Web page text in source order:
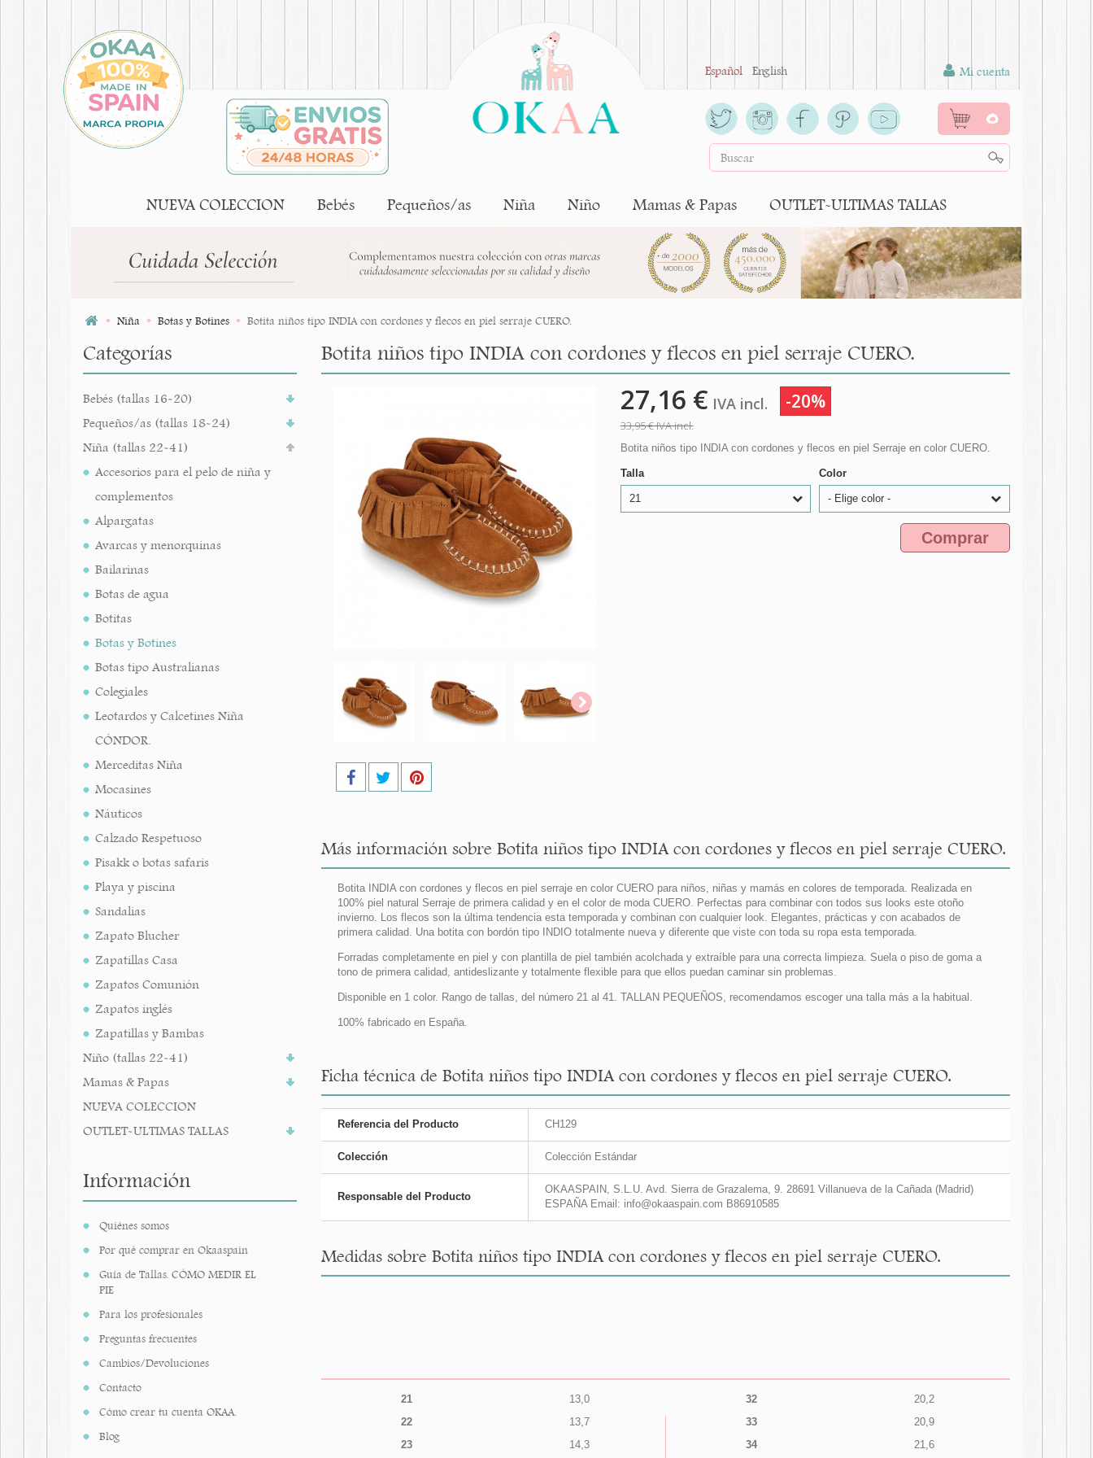
Español English Mi cuenta
0
NUEVA COLECCION Bebés Pequeños/as Niña Niño Mamas & Papas OUTLET-ULTIMAS TALLAS
Niña Botas y Botines Botita niños tipo INDIA con cordones y flecos en piel serraje CUERO.
Categorías
Bebés (tallas 16-20)
Pequeños/as (tallas 18-24)
Niña (tallas 22-41)
Accesorios para el pelo de niña y
complementos
Alpargatas
Avarcas y menorquinas
Bailarinas
Botas de agua
Botitas
Botas y Botines
Botas tipo Australianas
Colegiales
Leotardos y Calcetines Niña
CÓNDOR.
Merceditas Niña
Mocasines
Náuticos
Calzado Respetuoso
Pisakk o botas safaris
Playa y piscina
Sandalias
Zapato Blucher
Zapatillas Casa
Zapatos Comunión
Zapatos inglés
Zapatillas y Bambas
Niño (tallas 22-41)
Mamas & Papas
NUEVA COLECCION
OUTLET-ULTIMAS TALLAS
Información
Quiénes somos
Por qué comprar en Okaaspain
Guía de Tallas. CÓMO MEDIR EL
PIE
Para los profesionales
Preguntas frecuentes
Cambios/Devoluciones
Contacto
Cómo crear tu cuenta OKAA.
Blog
Botita niños tipo INDIA con cordones y flecos en piel serraje CUERO.
27,16 € IVA incl. -20%
33,95 €IVA incl.
Botita niños tipo INDIA con cordones y flecos en piel Serraje en color CUERO.
Talla
21
Color
- Elige color -
Comprar
Más información sobre Botita niños tipo INDIA con cordones y flecos en piel serraje CUERO.
Botita INDIA con cordones y flecos en piel serraje en color CUERO para niños, niñas y mamás en colores de temporada. Realizada en
100% piel natural Serraje de primera calidad y en el color de moda CUERO. Perfectas para combinar con todos sus looks este otoño
invierno. Los flecos son la última tendencia esta temporada y combinan con cualquier look. Elegantes, prácticas y con acabados de
primera calidad. Una botita con bordón tipo INDIO totalmente nueva y diferente que viste con toda su ropa esta temporada.
Forradas completamente en piel y con plantilla de piel también acolchada y extraíble para una correcta limpieza. Suela o piso de goma a
tono de primera calidad, antideslizante y totalmente flexible para que ellos puedan caminar sin problemas.
Disponible en 1 color. Rango de tallas, del número 21 al 41. TALLAN PEQUEÑOS, recomendamos escoger una talla más a la habitual.
100% fabricado en España.
Ficha técnica de Botita niños tipo INDIA con cordones y flecos en piel serraje CUERO.
Referencia del Producto CH129
Colección Colección Estándar
Responsable del Producto
OKAASPAIN, S.L.U. Avd. Sierra de Grazalema, 9. 28691 Villanueva de la Cañada (Madrid)
ESPAÑA Email: info@okaaspain.com B86910585
Medidas sobre Botita niños tipo INDIA con cordones y flecos en piel serraje CUERO.
21
13,0
22
13,7
23
14,3
32
20,2
33
20,9
34
21,6